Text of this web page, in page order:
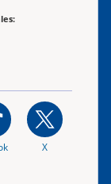
X